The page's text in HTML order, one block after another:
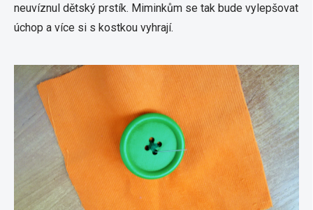
neuvíznul dětský prstík. Miminkům se tak bude vylepšovat
úchop a více si s kostkou vyhrají.